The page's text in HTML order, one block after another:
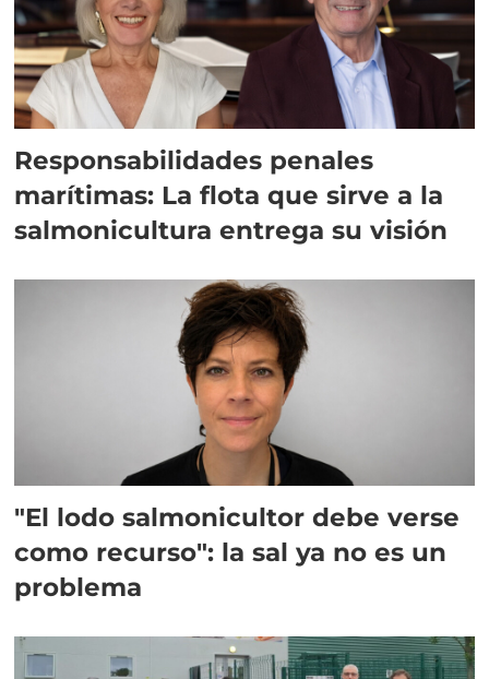
Responsabilidades penales
marítimas: La flota que sirve a la
salmonicultura entrega su visión
"El lodo salmonicultor debe verse
como recurso": la sal ya no es un
problema